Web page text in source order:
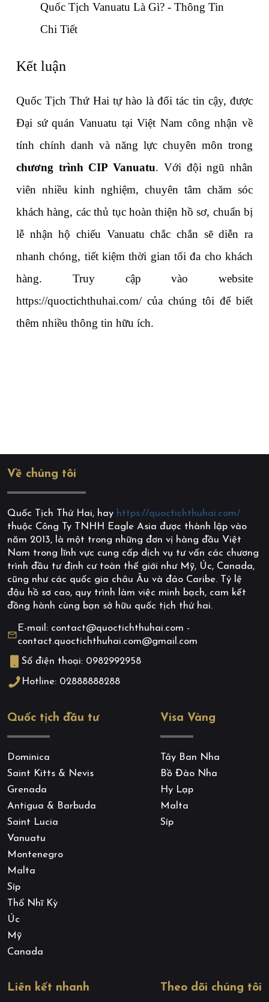
Quốc Tịch Vanuatu Là Gì? - Thông Tin
Chi Tiết
Kết luận
Quốc Tịch Thứ Hai tự hào là đối tác tin cậy, được
Đại sứ quán Vanuatu tại Việt Nam công nhận về
chương trình CIP Vanuatu. Với đội ngũ nhân
viên nhiều kinh nghiệm, chuyên tâm chăm sóc
khách hàng, các thủ tục hoàn thiện hồ sơ, chuẩn bị
lễ nhận hộ chiếu Vanuatu chắc chắn sẽ diễn ra
nhanh chóng, tiết kiệm thời gian tối đa cho khách
hàng. Truy cập vào website
https://quoctichthuhai.com/ của chúng tôi để biết
thêm nhiều thông tin hữu ích.
Về chúng tôi
Quốc Tịch Thứ Hai, hay https://quoctichthuhai.com/
thuộc Công Ty TNHH Eagle Asia được thành lập vào
năm 2013, là một trong những đơn vị hàng đầu Việt
Nam trong lĩnh vực cung cấp dịch vụ tư vấn các chương
trình đầu tư định cư toàn thế giới như Mỹ, Úc, Canada,
cũng như các quốc gia châu Âu và đảo Caribe. Tỷ lệ
đậu hồ sơ cao, quy trình làm việc minh bạch, cam kết
đồng hành cùng bạn sở hữu quốc tịch thứ hai.
E-mail: contact@quoctichthuhai.com -
contact.quoctichthuhai.com@gmail.com
Số điện thoại: 0982992958
Hotline: 02888888288
Quốc tịch đầu tư
Dominica
Saint Kitts & Nevis
Grenada
Antigua & Barbuda
Saint Lucia
Vanuatu
Montenegro
Malta
Síp
Thổ Nhĩ Kỳ
Úc
Mỹ
Canada
Visa Vàng
Tây Ban Nha
Bồ Đào Nha
Hy Lạp
Malta
Síp
Liên kết nhanh Theo dõi chúng tôi